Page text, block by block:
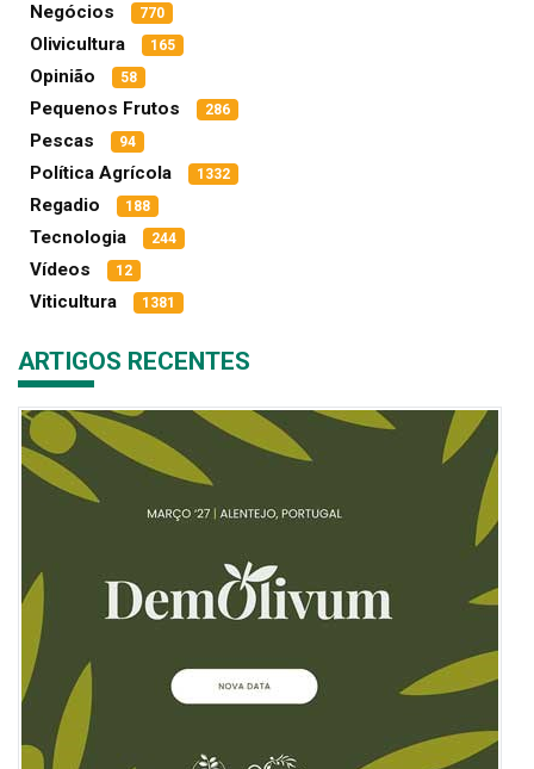
Negócios 770
Olivicultura 165
Opinião 58
Pequenos Frutos 286
Pescas 94
Política Agrícola 1332
Regadio 188
Tecnologia 244
Vídeos 12
Viticultura 1381
ARTIGOS RECENTES